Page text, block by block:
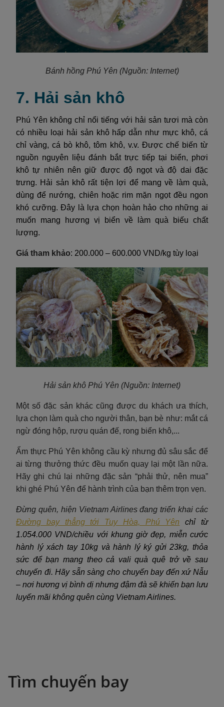
Bánh hồng Phú Yên (Nguồn: Internet)
7. Hải sản khô
Phú Yên không chỉ nổi tiếng với hải sản tươi mà còn
có nhiều loại hải sản khô hấp dẫn như mực khô, cá
chỉ vàng, cá bò khô, tôm khô, v.v. Được chế biến từ
nguồn nguyên liệu đánh bắt trực tiếp tại biển, phơi
khô tự nhiên nên giữ được độ ngọt và độ dai đặc
trưng. Hải sản khô rất tiện lợi để mang về làm quà,
dùng để nướng, chiên hoặc rim mặn ngọt đều ngon
khó cưỡng. Đây là lựa chọn hoàn hảo cho những ai
muốn mang hương vị biển về làm quà biếu chất
lượng.
Giá tham khảo: 200.000 – 600.000 VND/kg tùy loại
Hải sản khô Phú Yên (Nguồn: Internet)
Một số đặc sản khác cũng được du khách ưa thích,
lựa chọn làm quà cho người thân, bạn bè như: mắt cá
ngừ đóng hộp, rượu quán đế, rong biển khô,...
Ẩm thực Phú Yên không cầu kỳ nhưng đủ sâu sắc để
ai từng thưởng thức đều muốn quay lại một lần nữa.
Hãy ghi chú lại những đặc sản “phải thử, nên mua”
khi ghé Phú Yên để hành trình của bạn thêm trọn vẹn.
Đừng quên, hiện Vietnam Airlines đang triển khai các
Đường bay thẳng tới Tuy Hòa, Phú Yên chỉ từ
1.054.000 VND/chiều với khung giờ đẹp, miễn cước
hành lý xách tay 10kg và hành lý ký gửi 23kg, thỏa
sức để bạn mang theo cả vali quà quê trở về sau
chuyến đi. Hãy sẵn sàng cho chuyến bay đến xứ Nẫu
– nơi hương vị bình dị nhưng đậm đà sẽ khiến bạn lưu
luyến mãi không quên cùng Vietnam Airlines.
Tìm chuyến bay